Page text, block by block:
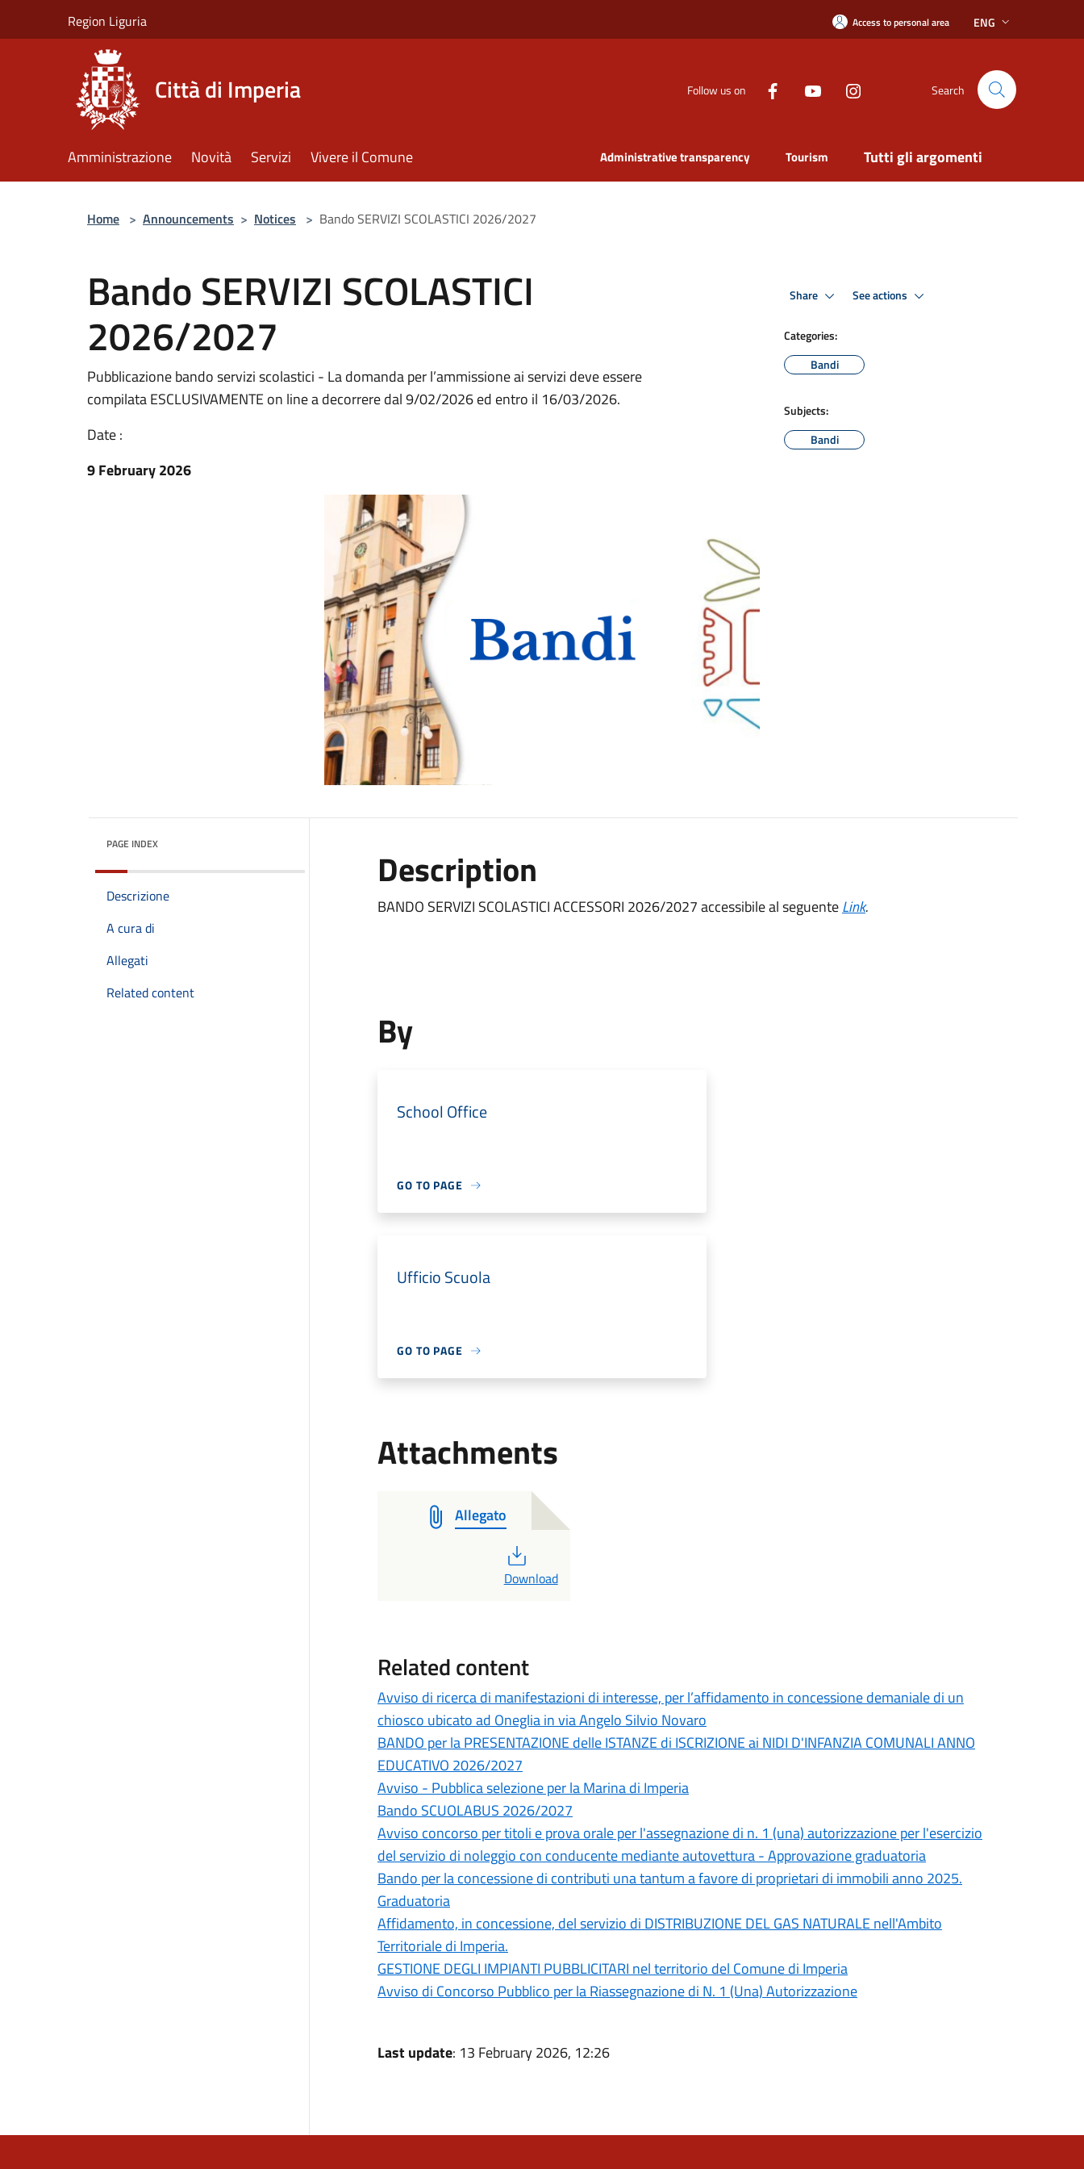
Region Liguria Access to personal area ENG
Città di Imperia Follow us on Search
Amministrazione Novità Servizi Vivere il Comune Administrative transparency Tourism Tutti gli argomenti
Home > Announcements > Notices > Bando SERVIZI SCOLASTICI 2026/2027
Bando SERVIZI SCOLASTICI
2026/2027
Pubblicazione bando servizi scolastici - La domanda per l’ammissione ai servizi deve essere
compilata ESCLUSIVAMENTE on line a decorrere dal 9/02/2026 ed entro il 16/03/2026.
Date :
9 February 2026
Share See actions
Categories:
Bandi
Subjects:
Bandi
PAGE INDEX
Descrizione
A cura di
Allegati
Related content
Description
BANDO SERVIZI SCOLASTICI ACCESSORI 2026/2027 accessibile al seguenteLink.
By
School Office
GO TO PAGE
Ufficio Scuola
GO TO PAGE
Attachments
Allegato
PDF
Download
Related content
Avviso di ricerca di manifestazioni di interesse, per l’affidamento in concessione demaniale di un
chiosco ubicato ad Oneglia in via Angelo Silvio Novaro
BANDO per la PRESENTAZIONE delle ISTANZE di ISCRIZIONE ai NIDI D'INFANZIA COMUNALI ANNO
EDUCATIVO 2026/2027
Avviso - Pubblica selezione per la Marina di Imperia
Bando SCUOLABUS 2026/2027
Avviso concorso per titoli e prova orale per l'assegnazione di n. 1 (una) autorizzazione per l'esercizio
del servizio di noleggio con conducente mediante autovettura - Approvazione graduatoria
Bando per la concessione di contributi una tantum a favore di proprietari di immobili anno 2025.
Graduatoria
Affidamento, in concessione, del servizio di DISTRIBUZIONE DEL GAS NATURALE nell'Ambito
Territoriale di Imperia.
GESTIONE DEGLI IMPIANTI PUBBLICITARI nel territorio del Comune di Imperia
Avviso di Concorso Pubblico per la Riassegnazione di N. 1 (Una) Autorizzazione
Last update: 13 February 2026, 12:26